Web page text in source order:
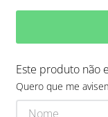
Este produto não
Quero que me